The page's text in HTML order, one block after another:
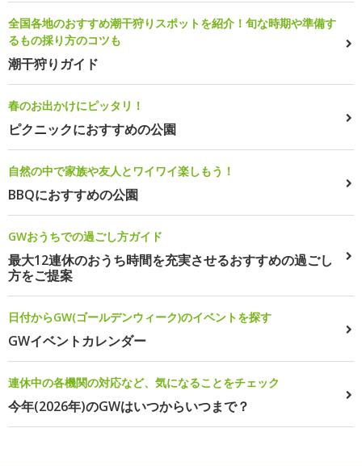
全国各地のおすすめ潮干狩りスポットを紹介！旬な時期や準備す
るもの採り方のコツも
潮干狩りガイド
春のお出かけにピッタリ！
ピクニックにおすすめの公園
自然の中で家族や友人とワイワイ楽しもう！
BBQにおすすめの公園
GWおうちでの過ごし方ガイド
最大12連休のおうち時間を充実させるおすすめの過ごし
方をご提案
日付からGW(ゴールデンウィーク)のイベントを探す
GWイベントカレンダー
連休中の各機関の対応など、気になることをチェック
今年(2026年)のGWはいつからいつまで？